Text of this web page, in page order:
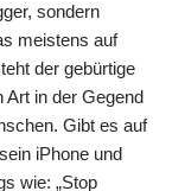
sondern
meistens auf
der gebürtige
Art in der Gegend
Gibt es auf
iPhone und
wie: „Stop